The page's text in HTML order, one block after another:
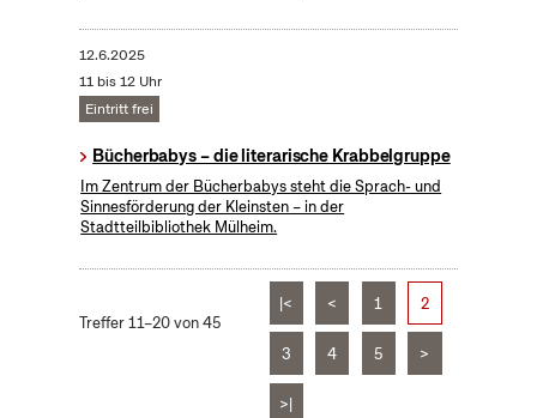
12.6.2025
11 bis 12 Uhr
Eintritt frei
Bücherbabys – die literarische Krabbelgruppe
Im Zentrum der Bücherbabys steht die Sprach- und
Sinnesförderung der Kleinsten – in der
Stadtteilbibliothek Mülheim.
Treffer 11–20 von 45
|< < 1 2
3 4 5 >
>|